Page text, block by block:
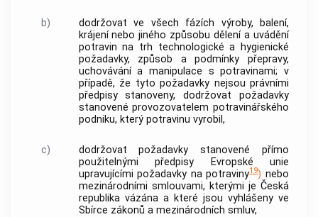
b)
dodržovat ve všech fázích výroby, balení,
krájení nebo jiného způsobu dělení a uvádění
potravin na trh technologické a hygienické
požadavky, způsob a podmínky přepravy,
uchovávání a manipulace s potravinami; v
případě, že tyto požadavky nejsou právními
předpisy stanoveny, dodržovat požadavky
stanovené provozovatelem potravinářského
podniku, který potravinu vyrobil,
c)
dodržovat požadavky stanovené přímo
použitelnými předpisy Evropské unie
upravujícími požadavky na potraviny19) nebo
mezinárodními smlouvami, kterými je Česká
republika vázána a které jsou vyhlášeny ve
Sbírce zákonů a mezinárodních smluv,